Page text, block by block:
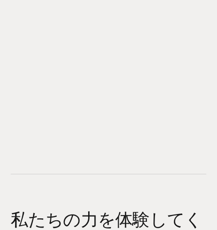
私たちの力を体験してく